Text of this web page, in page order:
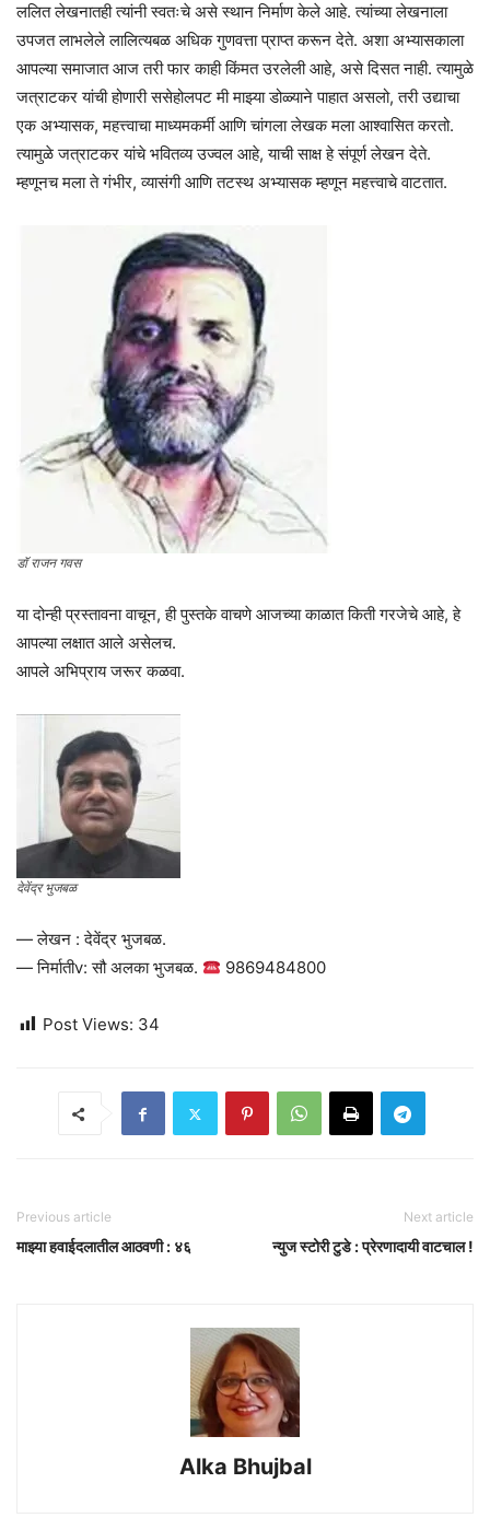
ललित लेखनातही त्यांनी स्वतःचे असे स्थान निर्माण केले आहे. त्यांच्या लेखनाला
उपजत लाभलेले लालित्यबळ अधिक गुणवत्ता प्राप्त करून देते. अशा अभ्यासकाला
आपल्या समाजात आज तरी फार काही किंमत उरलेली आहे, असे दिसत नाही. त्यामुळे
जत्राटकर यांची होणारी ससेहोलपट मी माझ्या डोळ्याने पाहात असलो, तरी उद्याचा
एक अभ्यासक, महत्त्वाचा माध्यमकर्मी आणि चांगला लेखक मला आश्वासित करतो.
त्यामुळे जत्राटकर यांचे भवितव्य उज्वल आहे, याची साक्ष हे संपूर्ण लेखन देते.
म्हणूनच मला ते गंभीर, व्यासंगी आणि तटस्थ अभ्यासक म्हणून महत्त्वाचे वाटतात.
डॉ राजन गवस
या दोन्ही प्रस्तावना वाचून, ही पुस्तके वाचणे आजच्या काळात किती गरजेचे आहे, हे
आपल्या लक्षात आले असेलच.
आपले अभिप्राय जरूर कळवा.
देवेंद्र भुजबळ
— लेखन : देवेंद्र भुजबळ.
— निर्मातीv: सौ अलका भुजबळ.
9869484800
Post Views: 34
Previous article
माझ्या हवाईदलातील आठवणी : ४६
Next article
न्युज स्टोरी टुडे : प्रेरणादायी वाटचाल !
Alka Bhujbal